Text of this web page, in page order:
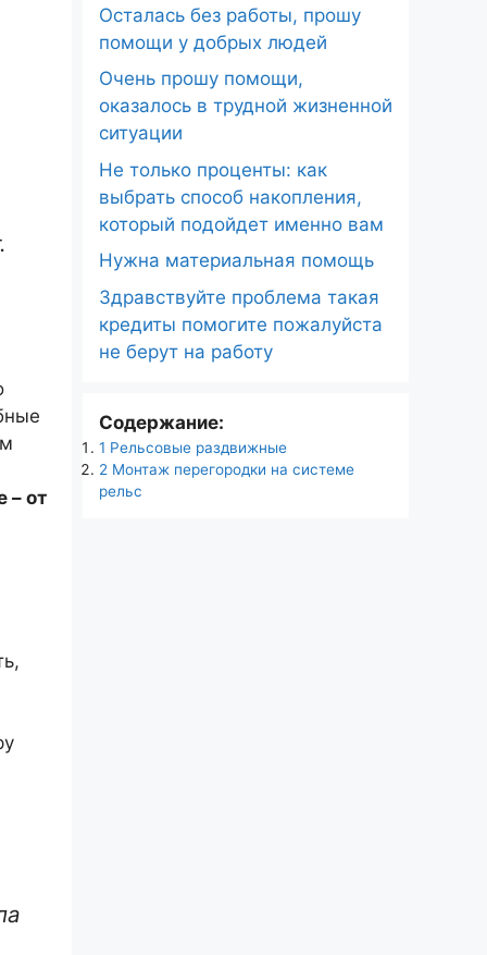
– от
Осталась без работы, прошу
помощи у добрых людей
Очень прошу помощи,
оказалось в трудной жизненной
ситуации
Не только проценты: как
выбрать способ накопления,
который подойдет именно вам
Нужна материальная помощь
Здравствуйте проблема такая
кредиты помогите пожалуйста
не берут на работу
Содержание:
1 Рельсовые раздвижные
2 Монтаж перегородки на системе
рельс